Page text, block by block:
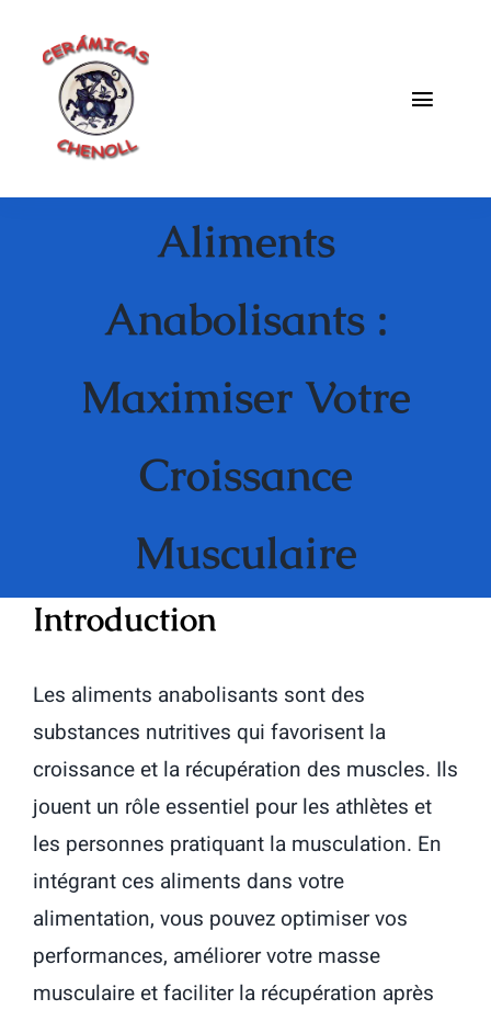
contenido
Toggle
Contacto
Aliments
Anabolisants :
Maximiser Votre
Croissance
Musculaire
Introduction
Les aliments anabolisants sont des
substances nutritives qui favorisent la
croissance et la récupération des muscles. Ils
jouent un rôle essentiel pour les athlètes et
les personnes pratiquant la musculation. En
intégrant ces aliments dans votre
alimentation, vous pouvez optimiser vos
performances, améliorer votre masse
musculaire et faciliter la récupération après